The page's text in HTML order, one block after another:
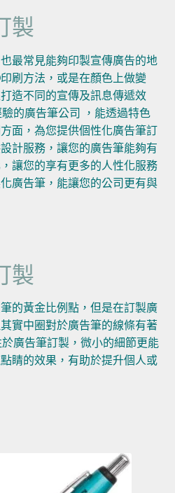
製
最常見能夠印製宣傳廣告的地
刷方法，或是在顏色上做變
造不同的宣傳及訊息傳遞效
的廣告筆公司 ，能透過特色
面，為您提供個性化廣告筆訂
計服務，讓您的廣告筆能夠有
讓您的享有更多的人性化服務
廣告筆，能讓您的公司更有與
製
的黃金比例點，但是在訂製廣
實中圈對於廣告筆的線條有著
廣告筆訂製，微小的細節更能
睛的效果，有助於提升個人或